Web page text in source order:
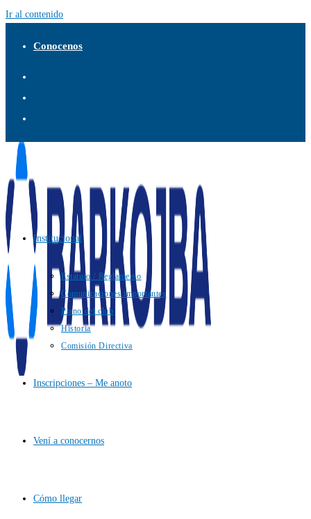
Ir al contenido
Conocenos
Institucional
Estatuto / Reglamento
Comunicaciones importantes
Plano del club
Historia
Comisión Directiva
Inscripciones – Me anoto
Vení a conocernos
Cómo llegar